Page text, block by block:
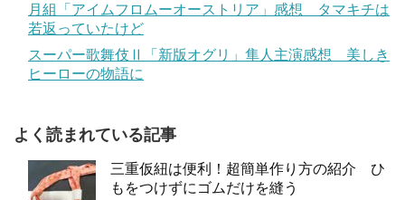
月組「アイムフロムーオーストリア」感想 タマキチは
若返っていたけど
スーパー歌舞伎Ⅱ「新版オグリ」隼人主演感想 美しき
ヒーローの物語に
よく読まれている記事
三重仮紐は便利！超簡単作り方の紹介 ひ
もをつけずにゴムだけを縫う